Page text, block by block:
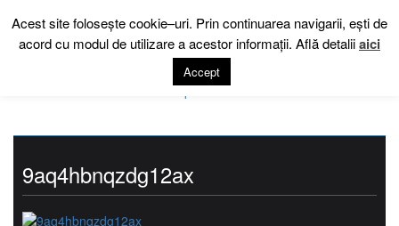
content
9aq4hbnqzdg12ax
Acest site foloseşte cookie–uri. Prin continuarea navigarii, eşti de
acord cu modul de utilizare a acestor informaţii. Află detaliiaici
Accept